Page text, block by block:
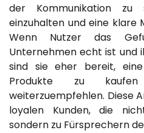
der Kommunikation zu
einzuhalten und eine klare
Wenn Nutzer das
Unternehmen echt ist und
sind sie eher bereit, eine
Produkte zu
weiterzuempfehlen. Diese
loyalen Kunden, die
sondern zu Fürsprechern